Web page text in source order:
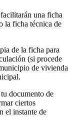
una ficha
la ficha técnica de
de la ficha para
(si procede
de vivienda
documento de
ciertos
el instante de